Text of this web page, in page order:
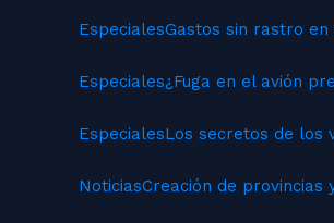
EspecialesGastos sin rastro en
Especiales¿Fuga en el avión
EspecialesLos secretos de los
NoticiasCreación de provincias